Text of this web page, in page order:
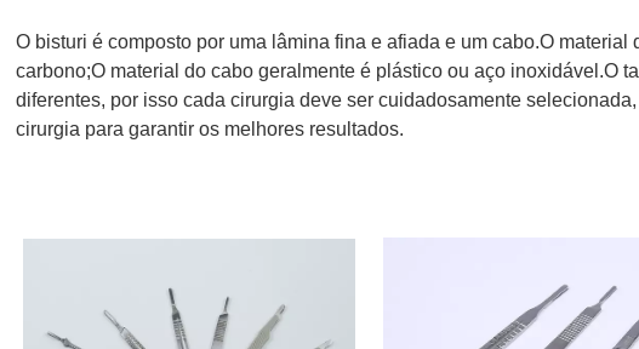
O bisturi é composto por uma lâmina fina e afiada e um cabo.O
carbono;O material do cabo geralmente é plástico ou aço inoxidável.O
diferentes, por isso cada cirurgia deve ser cuidadosamente
cirurgia para garantir os melhores resultados.